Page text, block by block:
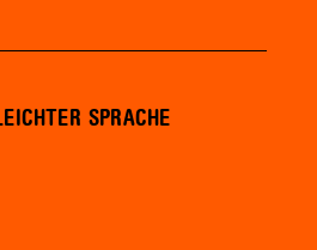
SPRACHE